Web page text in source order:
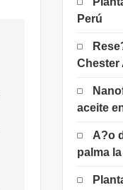
Perú
Chester
aceite
A?o
palma